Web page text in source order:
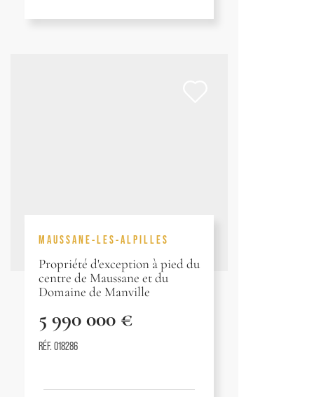
MAUSSANE-LES-ALPILLES
Propriété d'exception à pied du
centre de Maussane et du
Domaine de Manville
5 990 000 €
RÉF. 018286